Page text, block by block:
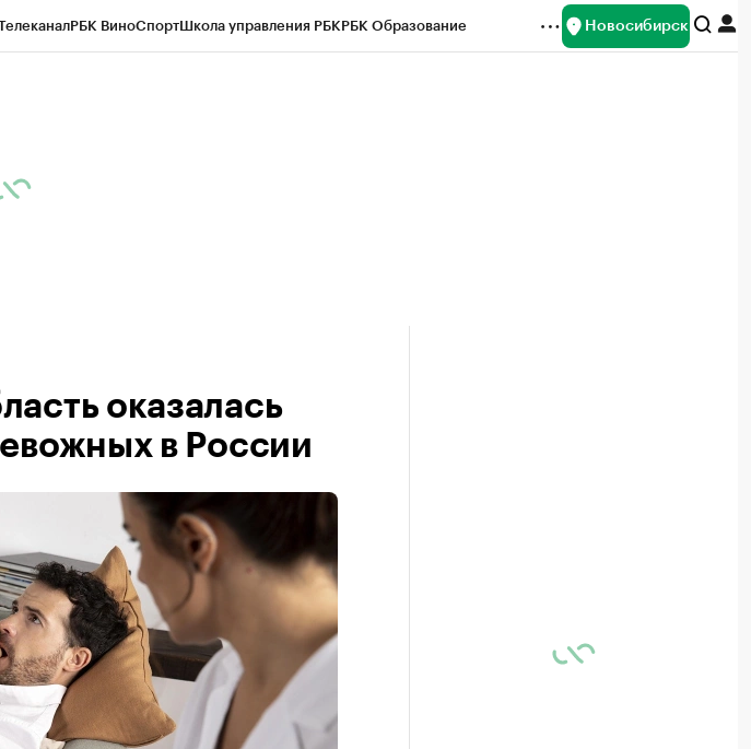
РБК ВиноСпортШкола управления РБКРБК Образование Новосибирск
оказалась
в России